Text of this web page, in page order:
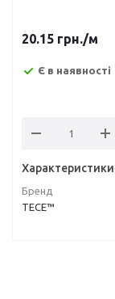
20.15 грн./м
Є в наявності
Характеристики
Бренд
TECE™